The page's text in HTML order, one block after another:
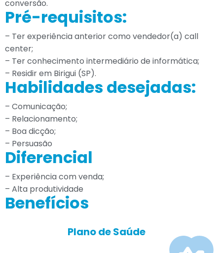
conversão.
Pré-requisitos:
– Ter experiência anterior como vendedor(a) call
center;
– Ter conhecimento intermediário de informática;
– Residir em Birigui (SP).
Habilidades desejadas:
– Comunicação;
– Relacionamento;
– Boa dicção;
– Persuasão
Diferencial
– Experiência com venda;
– Alta produtividade
Benefícios
Plano de Saúde